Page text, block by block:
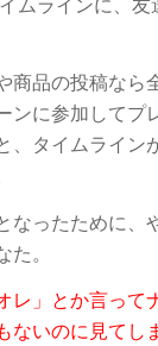
商品の投稿な
ンに参加して
、タイムライン
なったために
。
レ」とか言っ
いのに見てし